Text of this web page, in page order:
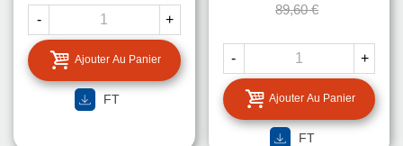
- +
Ajouter Au Panier
FT
89,60 €
- +
Ajouter Au Panier
FT